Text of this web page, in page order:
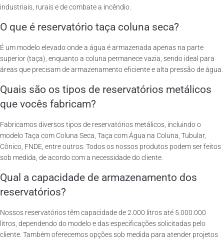
industriais, rurais e de combate a incêndio.
O que é reservatório taça coluna seca?
É um modelo elevado onde a água é armazenada apenas na parte
superior (taça), enquanto a coluna permanece vazia, sendo ideal para
áreas que precisam de armazenamento eficiente e alta pressão de água.
Quais são os tipos de reservatórios metálicos
que vocês fabricam?
Fabricamos diversos tipos de reservatórios metálicos, incluindo o
modelo Taça com Coluna Seca, Taça com Água na Coluna, Tubular,
Cônico, FNDE, entre outros. Todos os nossos produtos podem ser feitos
sob medida, de acordo com a necessidade do cliente.
Qual a capacidade de armazenamento dos
reservatórios?
Nossos reservatórios têm capacidade de 2.000 litros até 5.000.000
litros, dependendo do modelo e das especificações solicitadas pelo
cliente. Também oferecemos opções sob medida para atender projetos